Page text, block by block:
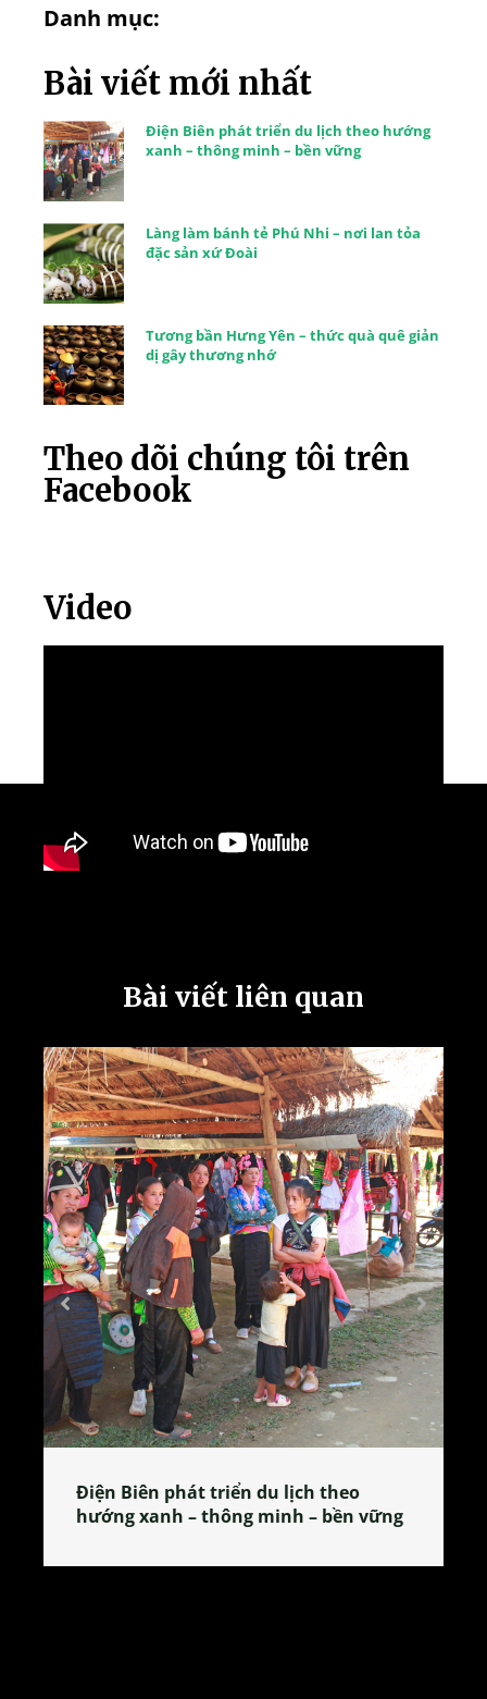
Danh mục:
Bài viết mới nhất
Điện Biên phát triển du lịch theo hướng
xanh – thông minh – bền vững
Làng làm bánh tẻ Phú Nhi – nơi lan tỏa
đặc sản xứ Đoài
Tương bần Hưng Yên – thức quà quê giản
dị gây thương nhớ
Theo dõi chúng tôi trên
Facebook
Video
Bài viết liên quan
Làng làm bánh tẻ Phú Nhi – nơi lan
tỏa đặc sản xứ Đoài